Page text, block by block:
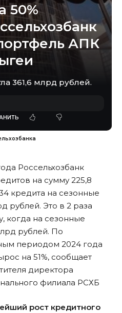
50%
АПК
361,6 млрд рублей.
Россельхозбанк
на сумму 225,8
кредита на сезонные
рублей. Это в 2 раза
когда на сезонные
рублей. По
периодом 2024 года
на 51%, сообщает
директора
филиала РСХБ
рост кредитного